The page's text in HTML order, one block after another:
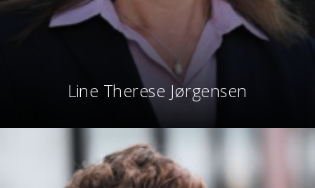
Line Therese Jørgensen